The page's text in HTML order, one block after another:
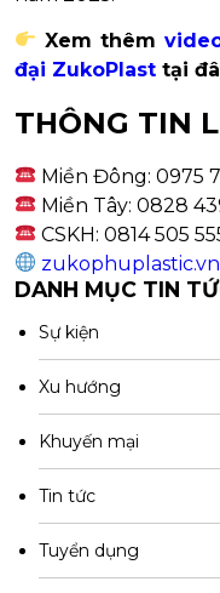
Xem thêm
đại ZukoPlast tại
THÔNG TIN
Miền Đông: 0975
Miền Tây: 0828
CSKH: 0814 505
zukophuplastic.vn
DANH MỤC TIN
Sự kiện
Xu hướng
Khuyến mại
Tin tức
Tuyển dụng